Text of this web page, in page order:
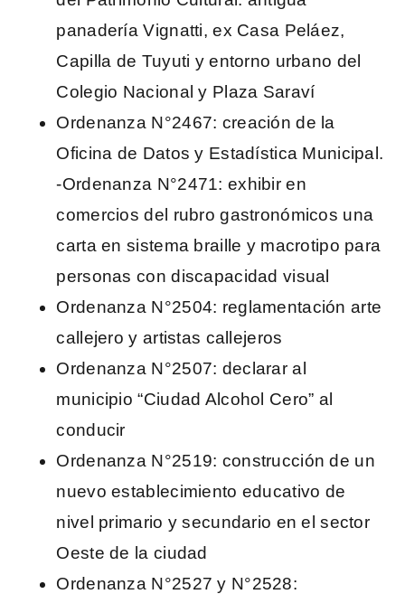
panadería Vignatti, ex Casa Peláez,
Capilla de Tuyuti y entorno urbano del
Colegio Nacional y Plaza Saraví
Ordenanza N°2467: creación de la
Oficina de Datos y Estadística Municipal.
-Ordenanza N°2471: exhibir en
comercios del rubro gastronómicos una
carta en sistema braille y macrotipo para
personas con discapacidad visual
Ordenanza N°2504: reglamentación arte
callejero y artistas callejeros
Ordenanza N°2507: declarar al
municipio “Ciudad Alcohol Cero” al
conducir
Ordenanza N°2519: construcción de un
nuevo establecimiento educativo de
nivel primario y secundario en el sector
Oeste de la ciudad
Ordenanza N°2527 y N°2528: